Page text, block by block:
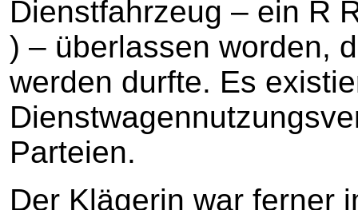
Dienstfahrzeug – ein R
) – überlassen worden,
werden durfte. Es
Parteien.
Der Klägerin war ferner